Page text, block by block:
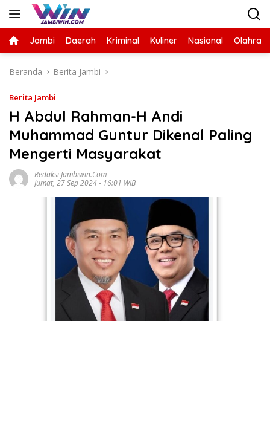
Langsung
Jambi Daerah Kriminal Kuliner Nasional
Beranda Berita Jambi
Berita Jambi
H Abdul Rahman-H Andi
Muhammad Guntur Dikenal Paling
Mengerti Masyarakat
Redaksi Jambiwin.com
Jumat, 27 Sep 2024 - 16:01 WIB